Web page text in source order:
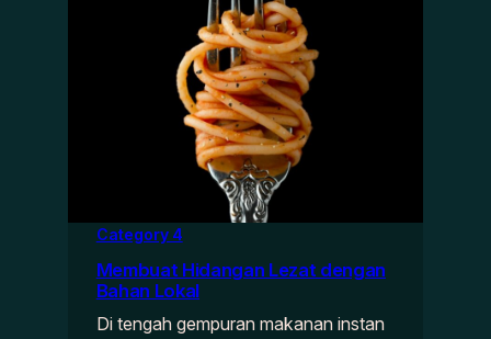
Category 4
Membuat Hidangan Lezat dengan
Bahan Lokal
Di tengah gempuran makanan instan